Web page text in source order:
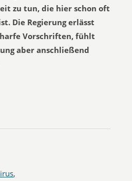
zu tun, die hier schon oft
Die Regierung erlässt
Vorschriften, fühlt
aber anschließend
,